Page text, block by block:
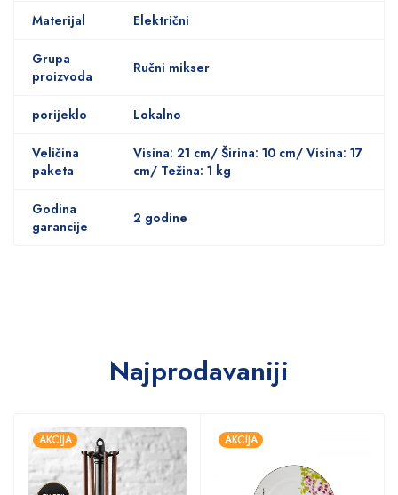
Materijal Električni
Grupa
proizvoda
Ručni mikser
porijeklo Lokalno
Veličina
paketa
Visina: 21 cm/ Širina: 10 cm/ Visina: 17
cm/ Težina: 1 kg
Godina
garancije
2 godine
Najprodavaniji
AKCIJA AKCIJA